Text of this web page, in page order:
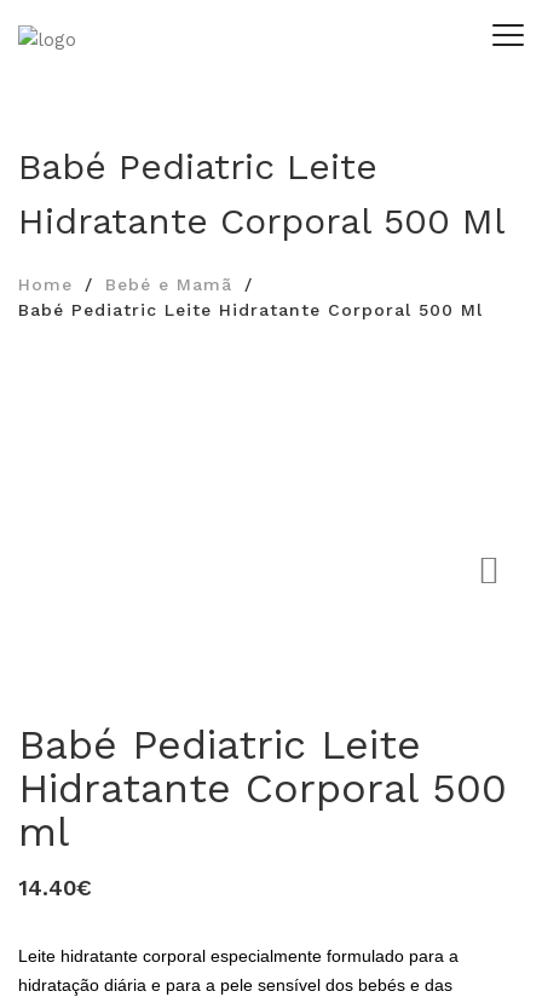
Babé Pediatric Leite
Hidratante Corporal 500 Ml
Home
Bebé e Mamã
Babé Pediatric Leite Hidratante Corporal 500 Ml
Babé Pediatric Leite
Hidratante Corporal 500
ml
14.40€
Leite hidratante corporal especialmente formulado para a
hidratação diária e para a pele sensível dos bebés e das